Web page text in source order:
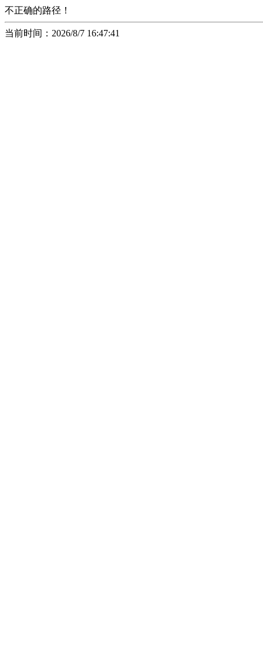
不正确的路径！
当前时间：2026/8/7 16:47:41